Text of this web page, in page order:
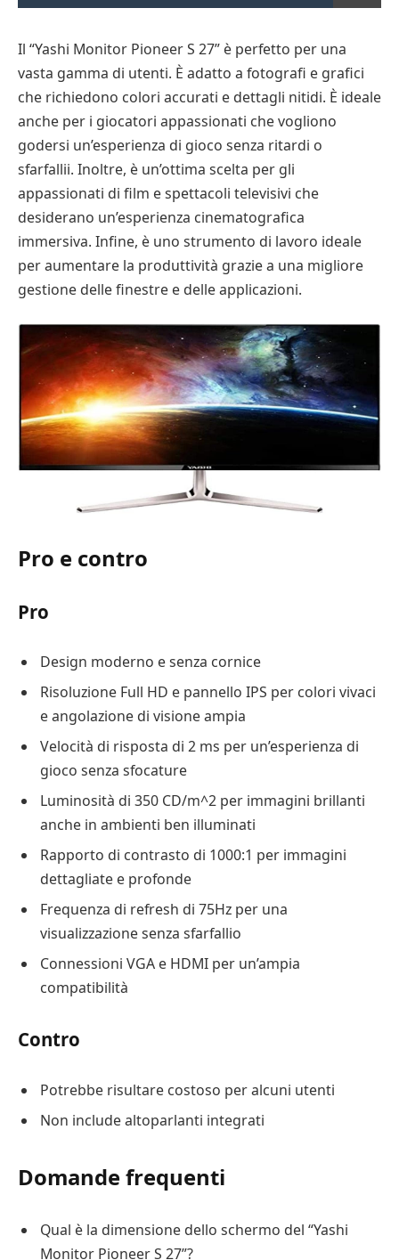
Il “Yashi Monitor Pioneer S 27” è perfetto per una
vasta gamma di utenti. È adatto a fotografi e grafici
che richiedono colori accurati e dettagli nitidi. È ideale
anche per i giocatori appassionati che vogliono
godersi un’esperienza di gioco senza ritardi o
sfarfallii. Inoltre, è un’ottima scelta per gli
appassionati di film e spettacoli televisivi che
desiderano un’esperienza cinematografica
immersiva. Infine, è uno strumento di lavoro ideale
per aumentare la produttività grazie a una migliore
gestione delle finestre e delle applicazioni.
Pro e contro
Pro
Design moderno e senza cornice
Risoluzione Full HD e pannello IPS per colori vivaci
e angolazione di visione ampia
Velocità di risposta di 2 ms per un’esperienza di
gioco senza sfocature
Luminosità di 350 CD/m^2 per immagini brillanti
anche in ambienti ben illuminati
Rapporto di contrasto di 1000:1 per immagini
dettagliate e profonde
Frequenza di refresh di 75Hz per una
visualizzazione senza sfarfallio
Connessioni VGA e HDMI per un’ampia
compatibilità
Contro
Potrebbe risultare costoso per alcuni utenti
Non include altoparlanti integrati
Domande frequenti
Qual è la dimensione dello schermo del “Yashi
Monitor Pioneer S 27”?